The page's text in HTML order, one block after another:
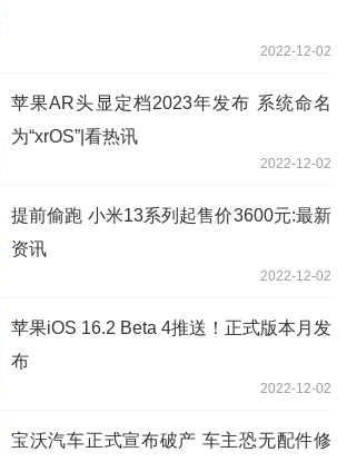
2022-12-02
苹果AR头显定档2023年发布 系统命名
为“xrOS”|看热讯
2022-12-02
提前偷跑 小米13系列起售价3600元:最新
资讯
2022-12-02
苹果iOS 16.2 Beta 4推送！正式版本月发
布
2022-12-02
宝沃汽车正式宣布破产 车主恐无配件修